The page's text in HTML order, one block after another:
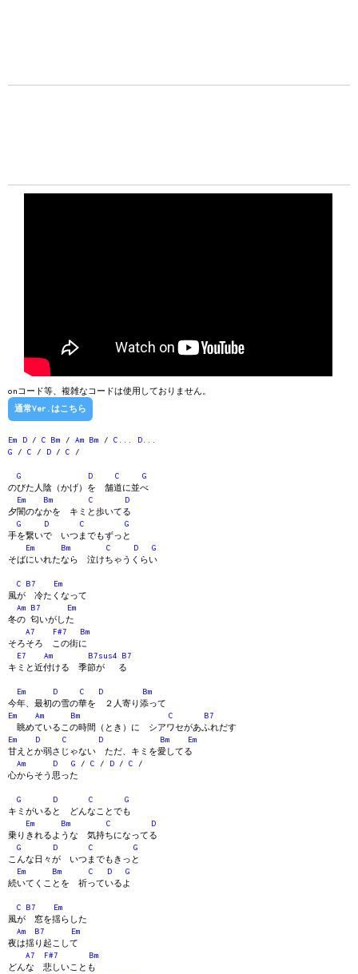
onコード等、複雑なコードは使用しておりません。
通常Ver.はこちら
Em D / C Bm / Am Bm / C ... D...
G / C / D / C /
G D C
G
のびた人陰（かげ）を 舗道に並べ
Em
Bm C
D
夕闇のなかを キミと歩いてる
G
D C
G
手を繋いで いつまでもずっと
Em
Bm C D
G
そばにいれたなら 泣けちゃうくらい
C B7
Em
風が 冷たくなって
Am
B7
Em
冬の 匂いがした
A7
F#7
Bm
そろそろ この街に
E7
Am B7sus4
B7
キミと近付ける 季節が る
Em D C D
Bm
今年、最初の雪の華を ２人寄り添って
Em
Am Bm C
B7
眺めているこの時間（とき）に シアワセがあふれだす
Em
D C D Bm
Em
甘えとか弱さじゃない ただ、キミを愛してる
Am
D G / C / D / C /
心からそう思った
G D C
G
キミがいると どんなことでも
Em
Bm C
D
乗りきれるような 気持ちになってる
G
D C
G
こんな日々が いつまでもきっと
Em
Bm C D
G
続いてくことを 祈っているよ
C B7
Em
風が 窓を揺らした
Am
B7
Em
夜は揺り起こして
A7
F#7
Bm
どんな 悲しいことも